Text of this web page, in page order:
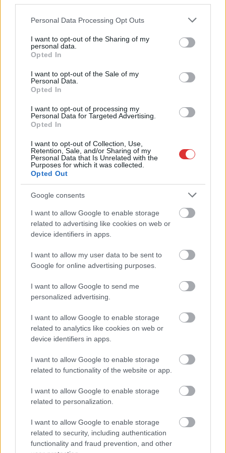
Please note that this website/app uses one or more Google
not limited to your visit or usage behaviour. You may click to
grant or deny consent to Google and its third-party tags to
use your data for below specified purposes in below Google
consent section.
Personal Data Processing Opt Outs
I want to opt-out of the Sharing of my
personal data.
Opted In
I want to opt-out of the Sale of my
Personal Data.
Opted In
I want to opt-out of processing my
Personal Data for Targeted Advertising.
Opted In
I want to opt-out of Collection, Use,
Retention, Sale, and/or Sharing of my
Personal Data that Is Unrelated with the
Purposes for which it was collected.
Opted Out
Google consents
I want to allow Google to enable storage
related to advertising like cookies on web or
device identifiers in apps.
I want to allow my user data to be sent to
Google for online advertising purposes.
I want to allow Google to send me
personalized advertising.
I want to allow Google to enable storage
related to analytics like cookies on web or
device identifiers in apps.
I want to allow Google to enable storage
related to functionality of the website or app.
I want to allow Google to enable storage
related to personalization.
I want to allow Google to enable storage
related to security, including authentication
functionality and fraud prevention, and other
2026.08.07. Horváth Zsolt
Györfi Mihály több tucat vállalkozással egyeztetett
Rövid idő alatt számos vállalkozás jelezte, hogy segítene
azoknak a munkavállalóknak, akik a tószegi kerékpárgyár
bezárása...
Szolnok
Hírlevél feliratkozás
Adja meg keresztnevét:
meg e-mail címét:
Megismertem és elfogadom a GDPR-szabályzat